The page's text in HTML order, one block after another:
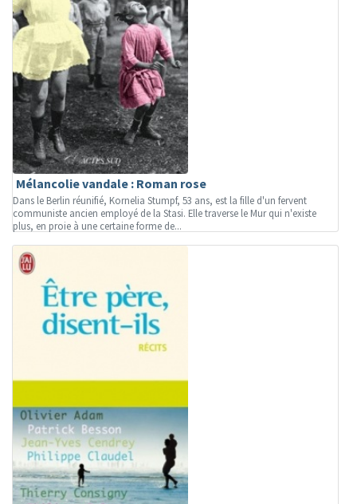
Mélancolie vandale : Roman rose
Dans le Berlin réunifié, Kornelia Stumpf, 53 ans, est la fille d'un fervent
communiste ancien employé de la Stasi. Elle traverse le Mur qui n'existe
plus, en proie à une certaine forme de...